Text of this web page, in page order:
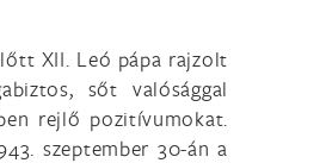
XII. Leó pápa rajzolt
sőt valósággal
rejlő pozitívumokat.
szeptember 30-án a